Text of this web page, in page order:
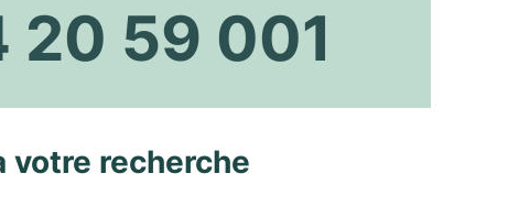
20 59 001
votre recherche